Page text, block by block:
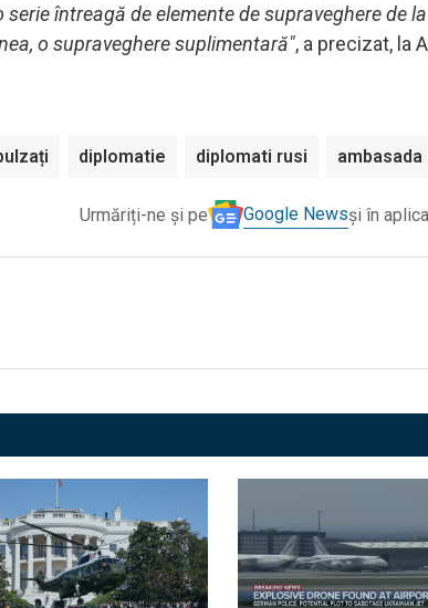
întreagă de elemente de supraveghere de
o supraveghere suplimentară", a precizat, la
diplomatie diplomati rusi
Urmăriți-ne și pe Google Newsși în